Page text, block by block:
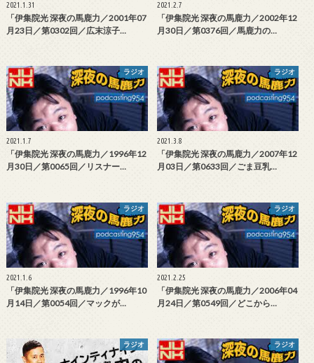
2021.1.31
「伊集院光 深夜の馬鹿力／2001年07
月23日／第0302回／広末涼子…
2021.2.7
「伊集院光 深夜の馬鹿力／2002年12
月30日／第0376回／馬鹿力の…
ラジオ
2021.1.7
「伊集院光 深夜の馬鹿力／1996年12
月30日／第0065回／リスナー…
ラジオ
2021.3.8
「伊集院光 深夜の馬鹿力／2007年12
月03日／第0633回／ごま豆乳…
ラジオ
2021.1.6
「伊集院光 深夜の馬鹿力／1996年10
月14日／第0054回／マックが…
ラジオ
2021.2.25
「伊集院光 深夜の馬鹿力／2006年04
月24日／第0549回／どこから…
ラジオ ラジオ